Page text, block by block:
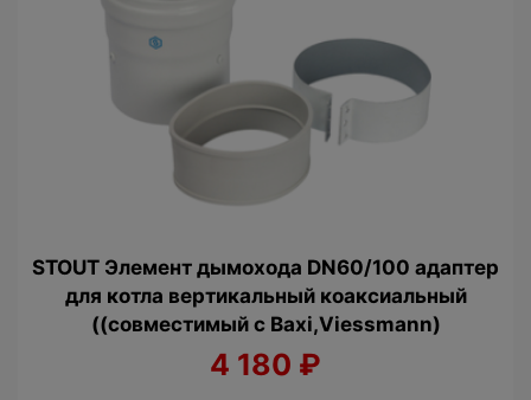
STOUT Элемент дымохода DN60/100 адаптер
для котла вертикальный коаксиальный
((совместимый с Baxi,Viessmann)
4 180 ₽